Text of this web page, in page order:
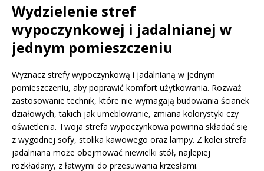
Wydzielenie stref
wypoczynkowej i jadalnianej w
jednym pomieszczeniu
Wyznacz strefy wypoczynkową i jadalnianą w jednym
pomieszczeniu, aby poprawić komfort użytkowania. Rozważ
zastosowanie technik, które nie wymagają budowania ścianek
działowych, takich jak umeblowanie, zmiana kolorystyki czy
oświetlenia. Twoja strefa wypoczynkowa powinna składać się
z wygodnej sofy, stolika kawowego oraz lampy. Z kolei strefa
jadalniana może obejmować niewielki stół, najlepiej
rozkładany, z łatwymi do przesuwania krzesłami.